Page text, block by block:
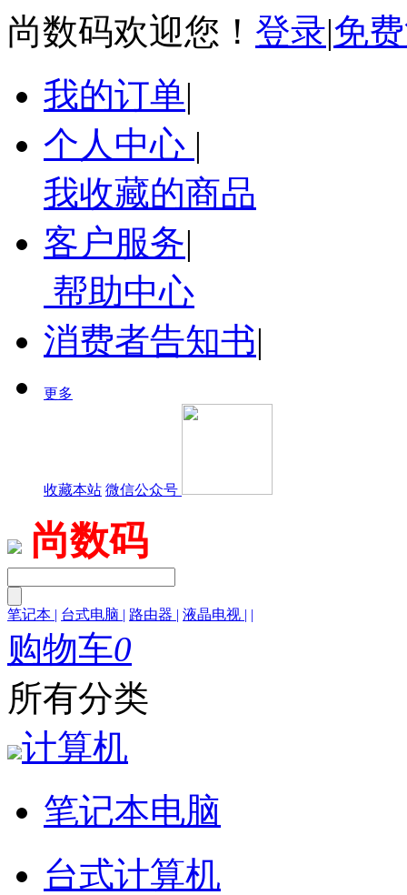
尚数码欢迎您！ 登录|免
我的订单|
个人中心 |
我收藏的商品
客户服务|
帮助中心
消费者告知书|
更多
收藏本站 微信公众号
尚数码
笔记本 | 台式电脑 | 路由器 | 液晶电视 | |
购物车0
所有分类
计算机
笔记本电脑
台式计算机